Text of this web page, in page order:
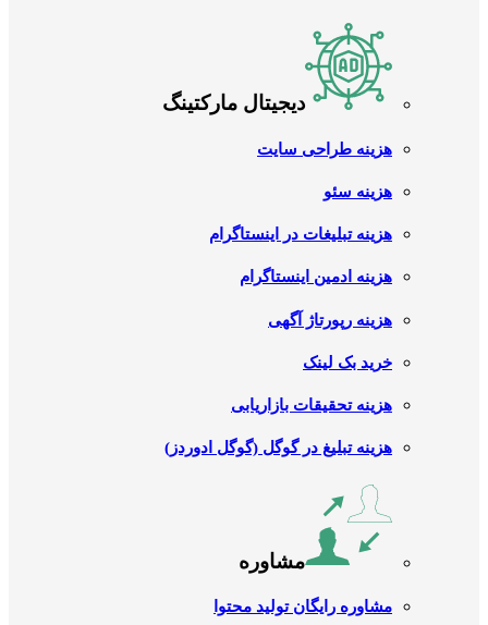
دیجیتال مارکتینگ
هزینه طراحی سایت
هزینه سئو
هزینه تبلیغات در اینستاگرام
هزینه ادمین اینستاگرام
هزینه رپورتاژ آگهی
خرید بک لینک
هزینه تحقیقات بازاریابی
هزینه تبلیغ در گوگل (گوگل ادوردز)
مشاوره
مشاوره رایگان تولید محتوا